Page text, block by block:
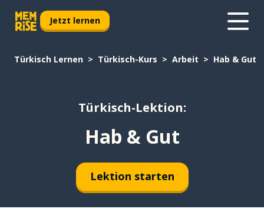
Jetzt lernen
Türkisch Lernen Türkisch-Kurs Arbeit Hab & Gut
Türkisch-Lektion:
Hab & Gut
Lektion starten